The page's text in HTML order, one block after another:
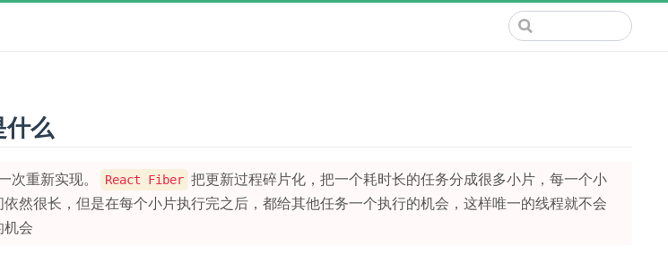
么
次重新实现。 React Fiber 把更新过程碎片化，把一个耗时长的任务分成很多小片，每一个小
然很长，但是在每个小片执行完之后，都给其他任务一个执行的机会，这样唯一的线程就不会
机会